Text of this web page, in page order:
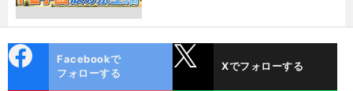
ok
Facebookで
フォローする
Xでフォローする